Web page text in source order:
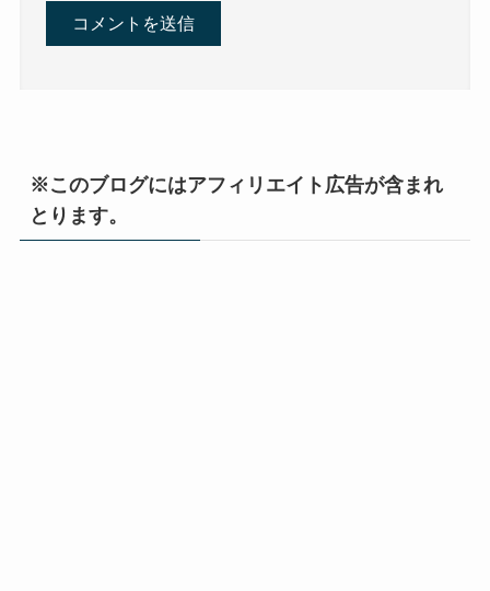
※このブログにはアフィリエイト広告が含まれ
とります。